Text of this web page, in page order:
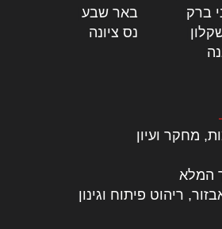
ברק באר שבע
נס ציונה
מחקר ועיון
המלא
ריהוט פיתוח וגינון